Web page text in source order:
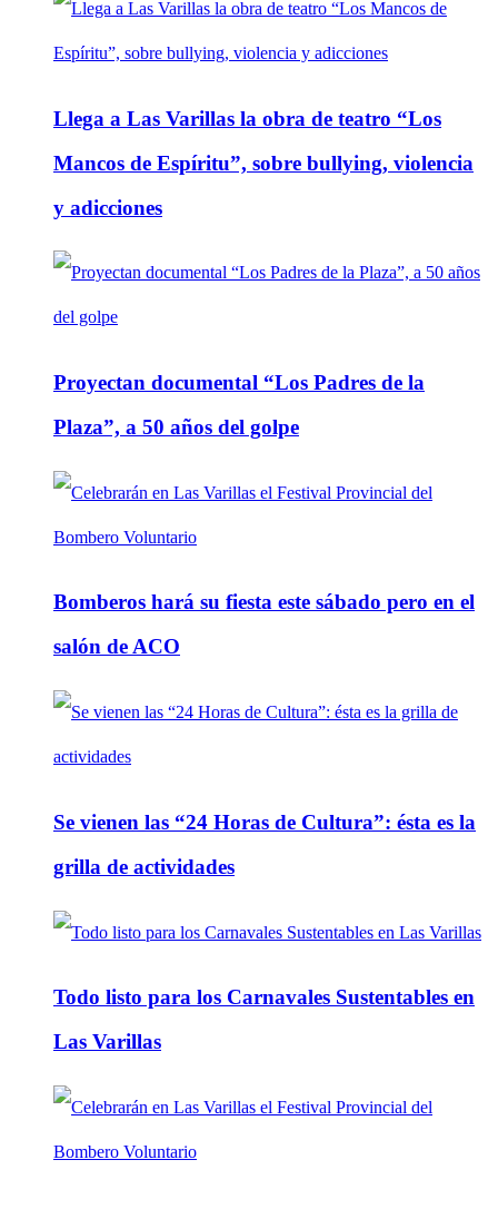
Llega a Las Varillas la obra de teatro “Los
Mancos de Espíritu”, sobre bullying, violencia
y adicciones
Proyectan documental “Los Padres de la
Plaza”, a 50 años del golpe
Bomberos hará su fiesta este sábado pero en el
salón de ACO
Se vienen las “24 Horas de Cultura”: ésta es la
grilla de actividades
Todo listo para los Carnavales Sustentables en
Las Varillas